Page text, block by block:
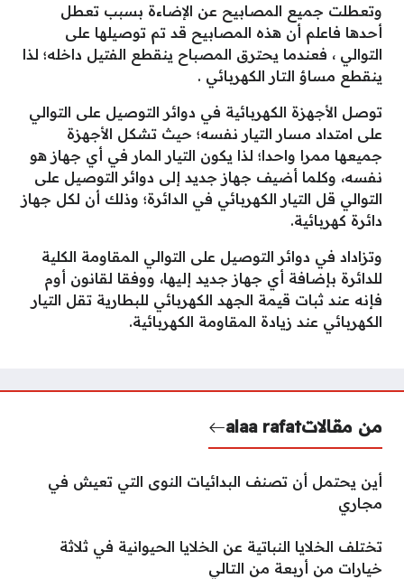
وتعطلت جميع المصابيح عن الإضاءة بسبب تعطل
أحدها فاعلم أن هذه المصابيح قد تم توصيلها على
التوالي ، فعندما يحترق المصباح ينقطع الفتيل داخله؛ لذا
ينقطع مساؤ التار الكهربائي .
توصل الأجهزة الكهربائية في دوائر التوصيل على التوالي
على امتداد مسار التيار نفسه؛ حيث تشكل الأجهزة
جميعها ممرا واحدا؛ لذا يكون التيار المار في أي جهاز هو
نفسه، وكلما أضيف جهاز جديد إلى دوائر التوصيل على
التوالي قل التيار الكهربائي في الدائرة؛ وذلك أن لكل جهاز
دائرة كهربائية.
وتزاداد في دوائر التوصيل على التوالي المقاومة الكلية
للدائرة بإضافة أي جهاز جديد إليها، ووفقا لقانون أوم
فإنه عند ثبات قيمة الجهد الكهربائي للبطارية تقل التيار
الكهربائي عند زيادة المقاومة الكهربائية.
من مقالاتalaa rafat
أين يحتمل أن تصنف البدائيات النوى التي تعيش في
مجاري
تختلف الخلايا النباتية عن الخلايا الحيوانية في ثلاثة
خيارات من أربعة من التالي